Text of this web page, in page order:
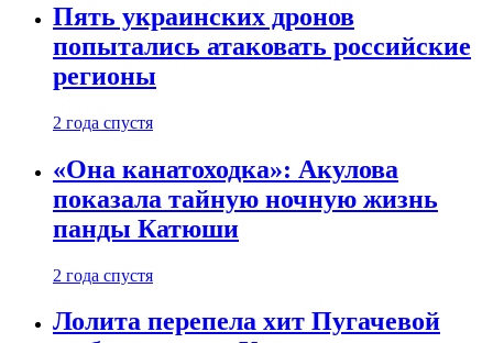
Пять украинских дронов
попытались атаковать российские
регионы
2 года спустя
«Она канатоходка»: Акулова
показала тайную ночную жизнь
панды Катюши
2 года спустя
Лолита перепела хит Пугачевой